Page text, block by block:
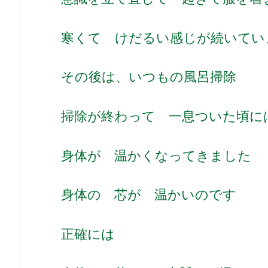
寒くて けだるい感じが続いてい
その後は、いつもの風呂掃除
掃除が終わって 一息ついた頃に
身体が 温かくなってきました
身体の 芯が 温かいのです
正確には